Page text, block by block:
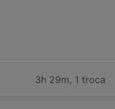
3h 29m, 1 troca